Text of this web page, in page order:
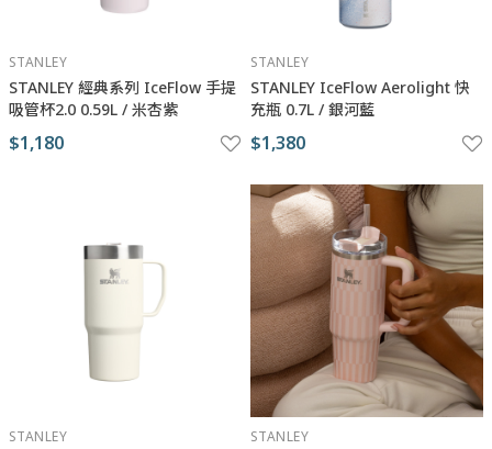
STANLEY
STANLEY 經典系列 IceFlow 手提
吸管杯2.0 0.59L / 米杏紫
$1,180
STANLEY
STANLEY IceFlow Aerolight 快
充瓶 0.7L / 銀河藍
$1,380
STANLEY STANLEY